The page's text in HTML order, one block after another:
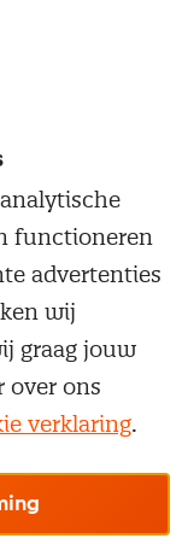
functioneren
advertenties
wij
graag jouw
over ons
verklaring.